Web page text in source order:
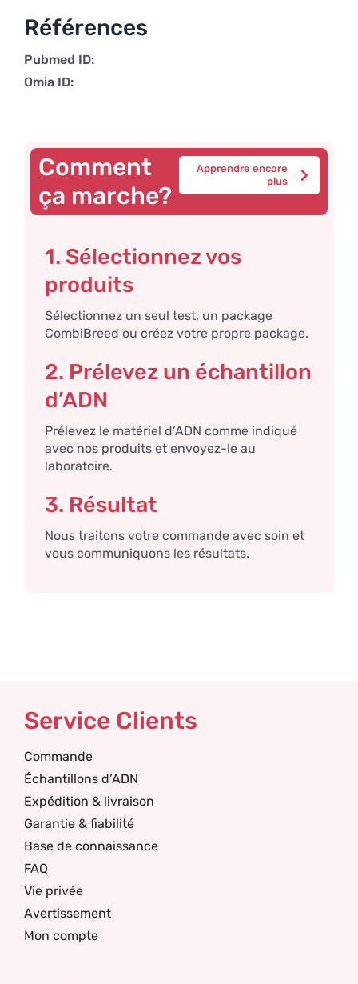
Références
Pubmed ID:
Omia ID:
Comment
ça marche?
Apprendre encore
plus
1. Sélectionnez vos
produits
Sélectionnez un seul test, un package
CombiBreed ou créez votre propre package.
2. Prélevez un échantillon
d’ADN
Prélevez le matériel d’ADN comme indiqué
avec nos produits et envoyez-le au
laboratoire.
3. Résultat
Nous traitons votre commande avec soin et
vous communiquons les résultats.
Service Clients
Commande
Échantillons d’ADN
Expédition & livraison
Garantie & fiabilité
Base de connaissance
FAQ
Vie privée
Avertissement
Mon compte